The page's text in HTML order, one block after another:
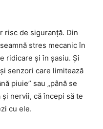
risc de siguranță. Din
stres mecanic în
ridicare și în șasiu. Și
senzori care limitează
piuie” sau „până se
și nervii, că începi să te
cu ele.